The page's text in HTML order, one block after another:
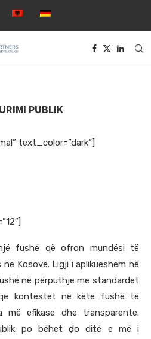
PUBLIK
text_color=”dark”]
fushë që ofron mundësi të
Kosovë. Ligji i aplikueshëm në
në përputhje me standardet
kontestet në këtë fushë të
më efikase dhe transparente.
po bëhet ҫdo ditë e më i